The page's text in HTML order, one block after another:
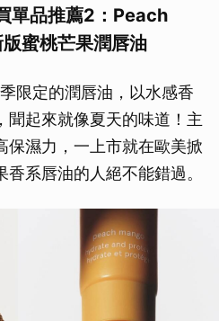
品推薦2： Peach
蜜桃芒果潤唇油
限定的潤唇油，以水感香
聞起來就像夏天的味道！主
保濕力，一上市就在歐美掀
系唇油的人絕不能錯過。